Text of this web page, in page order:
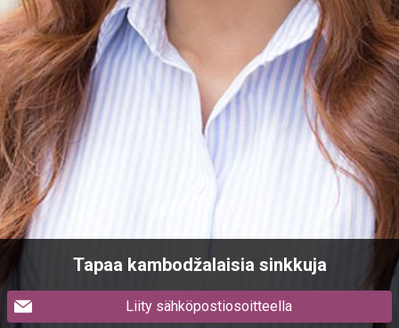
Tapaa kambodžalaisia sinkkuja
Liity sähköpostiosoitteella